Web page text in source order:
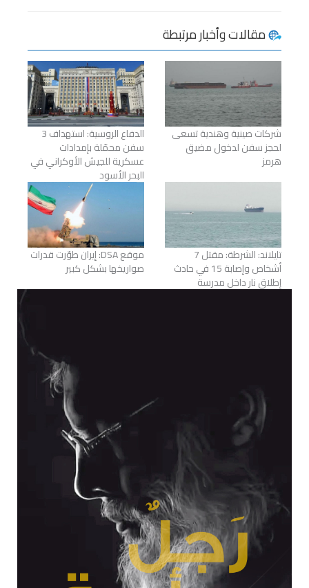
مقالات وأخبار مرتبطة
شركات صينية وهندية تسعى
لحجز سفن لدخول مضيق
هرمز
الدفاع الروسية: استهداف 3
سفن محمّلة بإمدادات
عسكرية للجيش الأوكراني في
البحر الأسود
تايلاند: الشرطة: مقتل 7
أشخاص وإصابة 15 في حادث
إطلاق نار داخل مدرسة
موقع DSA: إيران طوّرت قدرات
صواريخها بشكل كبير